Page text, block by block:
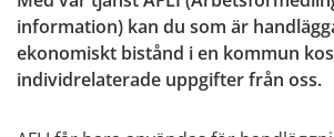
information) kan du som är
ekonomiskt bistånd i en kommun
individrelaterade uppgifter från oss.